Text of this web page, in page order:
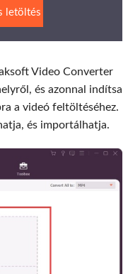
letöltés
Video Converter
és azonnal indítsa
a videó feltöltéséhez.
és importálhatja.